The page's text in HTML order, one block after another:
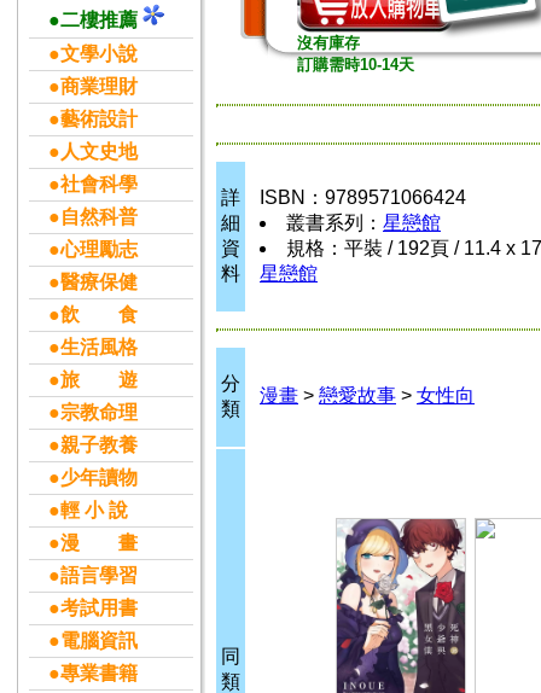
●二樓推薦
●文學小說
●商業理財
●藝術設計
●人文史地
●社會科學
●自然科普
●心理勵志
●醫療保健
●飲 食
●生活風格
●旅 遊
●宗教命理
●親子教養
●少年讀物
●輕 小 說
●漫 畫
●語言學習
●考試用書
●電腦資訊
●專業書籍
沒有庫存
訂購需時10-14天
詳
細
資
料
ISBN：9789571066424
叢書系列： 星戀館
規格：平裝 / 192頁 / 11.4 x
星戀館
分
類
漫畫 > 戀愛故事 > 女性向
同
類